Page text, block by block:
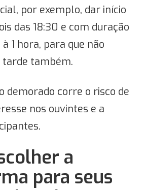
por exemplo, dar início
das 18:30 e com duração
1 hora, para que não
também.
demorado corre o risco de
nos ouvintes e a
a
para seus